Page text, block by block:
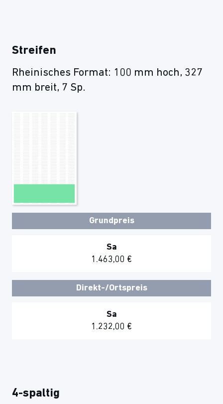
Streifen
Rheinisches Format: 100 mm hoch, 327
mm breit, 7 Sp.
Grundpreis
Sa
1.463,00 €
Direkt-/Ortspreis
Sa
1.232,00 €
4-spaltig